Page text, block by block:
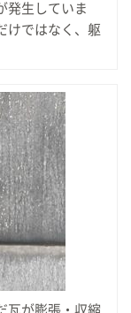
発生していま
けではなく、躯
瓦が膨張・収縮